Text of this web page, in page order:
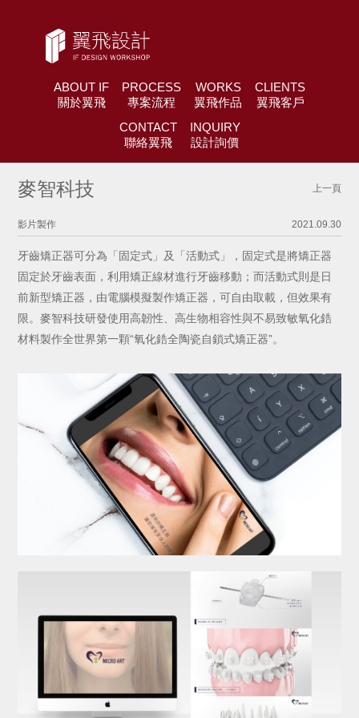
ABOUT IF
關於翼飛
PROCESS
專案流程
WORKS
翼飛作品
CLIENTS
翼飛客戶
CONTACT
聯絡翼飛
INQUIRY
設計詢價
麥智科技 上一頁
影片製作 2021.09.30
牙齒矯正器可分為「固定式」及「活動式」，固定式是將矯正器
固定於牙齒表面，利用矯正線材進行牙齒移動；而活動式則是日
前新型矯正器，由電腦模擬製作矯正器，可自由取載，但效果有
限。麥智科技研發使用高韌性、高生物相容性與不易致敏氧化鋯
材料製作全世界第一顆“氧化鋯全陶瓷自鎖式矯正器”。